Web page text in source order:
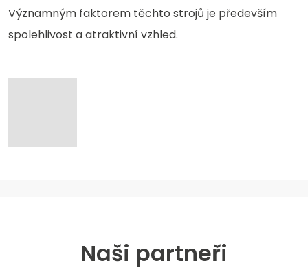
Významným faktorem těchto strojů je především
spolehlivost a atraktivní vzhled.
Naši partneři